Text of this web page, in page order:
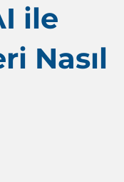
ile
Nasıl